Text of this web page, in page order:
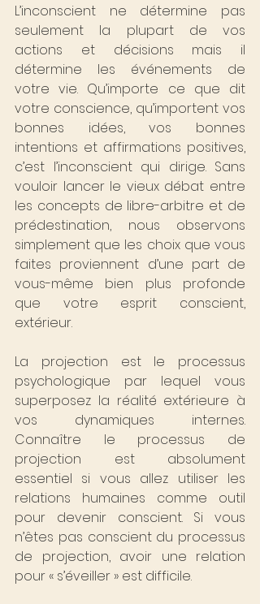
L’inconscient ne détermine pas
seulement la plupart de vos
actions et décisions mais il
détermine les événements de
votre vie. Qu’importe ce que dit
votre conscience, qu’importent vos
bonnes idées, vos bonnes
intentions et affirmations positives,
c’est l’inconscient qui dirige. Sans
vouloir lancer le vieux débat entre
les concepts de libre-arbitre et de
prédestination, nous observons
simplement que les choix que vous
faites proviennent d’une part de
vous-même bien plus profonde
que votre esprit conscient,
extérieur.
La projection est le processus
psychologique par lequel vous
superposez la réalité extérieure à
vos dynamiques internes.
Connaître le processus de
projection est absolument
essentiel si vous allez utiliser les
relations humaines comme outil
pour devenir conscient. Si vous
n’êtes pas conscient du processus
de projection, avoir une relation
pour « s’éveiller » est difficile.